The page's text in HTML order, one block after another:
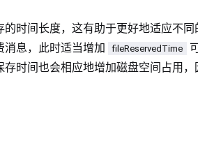
时间长度，这有助于更好地适应不同
息，此时适当增加
fileReservedTime
时间也会相应地增加磁盘空间占用